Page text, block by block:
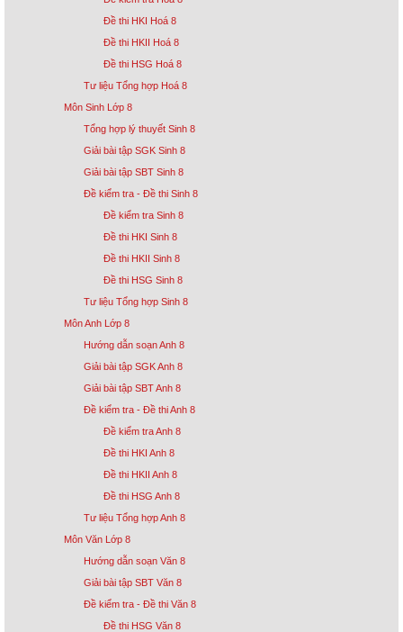
Đề thi HKI Hoá 8
Đề thi HKII Hoá 8
Đề thi HSG Hoá 8
Tư liệu Tổng hợp Hoá 8
Môn Sinh Lớp 8
Tổng hợp lý thuyết Sinh 8
Giải bài tập SGK Sinh 8
Giải bài tập SBT Sinh 8
Đề kiểm tra - Đề thi Sinh 8
Đề kiểm tra Sinh 8
Đề thi HKI Sinh 8
Đề thi HKII Sinh 8
Đề thi HSG Sinh 8
Tư liệu Tổng hợp Sinh 8
Môn Anh Lớp 8
Hướng dẫn soạn Anh 8
Giải bài tập SGK Anh 8
Giải bài tập SBT Anh 8
Đề kiểm tra - Đề thi Anh 8
Đề kiểm tra Anh 8
Đề thi HKI Anh 8
Đề thi HKII Anh 8
Đề thi HSG Anh 8
Tư liệu Tổng hợp Anh 8
Môn Văn Lớp 8
Hướng dẫn soạn Văn 8
Giải bài tập SBT Văn 8
Đề kiểm tra - Đề thi Văn 8
Đề thi HSG Văn 8